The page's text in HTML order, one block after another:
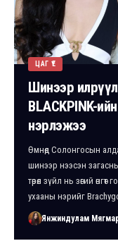
ЦАГ ҮЕ
Шинээр
BLACKPINK-
нэрлэжээ
Өмнөд Солонгосын
шинээр нээсэн
төрөл зүйл нь зөгий
ухааны нэрийг
Янжиндулам